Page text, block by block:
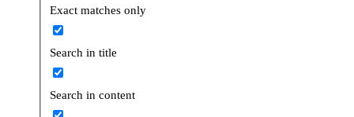
Exact matches only
Search in title
Search in content